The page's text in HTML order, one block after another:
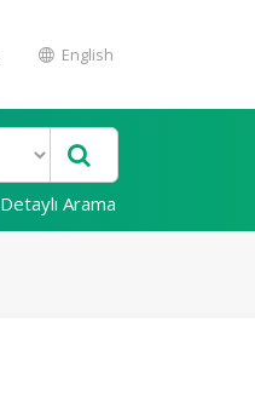
English
Detaylı Arama